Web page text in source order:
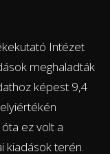
Intézet
meghaladták
képest 9,4
ez volt a
kiadások terén.